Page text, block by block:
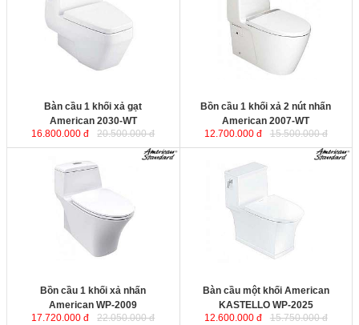
chống bám bẩn, chống bám cặn,
duy trì độ sáng bóng cho sứ vệ sinh
trong suốt vòng đời sử dụng. Công
nghệ xả xoáy mạnh mẽ kết hợp tia
đẩy giúp đánh bay tất cả các loại
Bàn cầu 1 khối xả gạt
American 2030-WT
16.800.000 đ
20.500.000 đ
nghệ chống bám bẩn, chống bám
cặn, duy trì độ sáng bóng cho sứ vệ
sinh trong suốt vòng đời sử
dụng. Công nghệ xả xoáy mạnh mẽ
kết hợp tia đẩy giúp đánh bay tất cả
Bồn cầu 1 khối xả 2 nút nhấn
American 2007-WT
12.700.000 đ
15.500.000 đ
Bồn cầu 1 khối xả nhấn American
sử dụng công nghệ
chống bám bẩn, chống bám cặn,
duy trì độ sáng bóng cho sứ vệ sinh
trong suốt vòng đời sử dụng. Công
nghệ xả xoáy mạnh mẽ kết hợp tia
đẩy giúp đánh bay tất cả các loại
Bồn cầu 1 khối xả nhấn
American WP-2009
17.720.000 đ
22.050.000 đ
Bàn cầu một khối American
KASTELLO WP-2025
công nghệ chống bám bẩn, chống
bám cặn, duy trì độ sáng bóng cho
sứ vệ sinh trong suốt vòng đời sử
kết hợp tia đẩy giúp đánh bay tất cả
Bàn cầu một khối American
KASTELLO WP-2025
12.600.000 đ
15.750.000 đ